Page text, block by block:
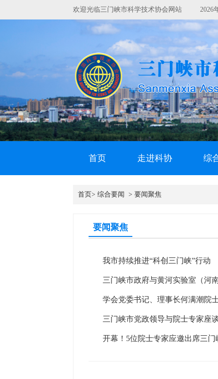
欢迎光临三门峡市科学技术协会网站 2026
首页 走进科协 综
首页> 综合要闻 > 要闻聚焦
要闻聚焦
我市持续推进“科创三门峡”行动
三门峡市政府与黄河实验室（河
学会党委书记、理事长何满潮院
三门峡市党政领导与院士专家座
开幕！5位院士专家应邀出席三门